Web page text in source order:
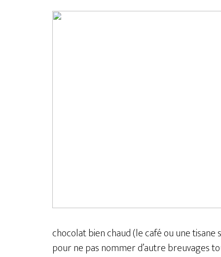
chocolat bien chaud (le café ou une
pour ne pas nommer d’autre breuvages